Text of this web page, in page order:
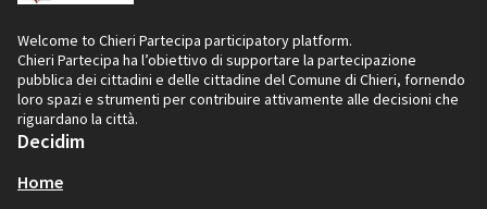
Welcome to Chieri Partecipa participatory platform.
Chieri Partecipa ha l’obiettivo di supportare la partecipazione
pubblica dei cittadini e delle cittadine del Comune di Chieri, fornendo
loro spazi e strumenti per contribuire attivamente alle decisioni che
riguardano la città.
Decidim
Home